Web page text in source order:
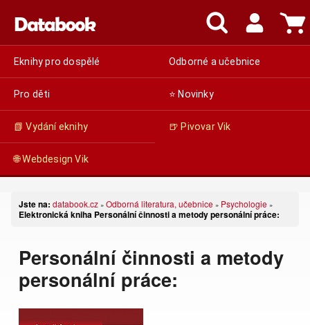
Eknihy pro dospělé Odborné a učebnice
Pro děti ⭐ Novinky
📗 Vydání eknihy 🍺 Pivovar Vik
🌐 Webdesign Vik
Jste na: databook.cz » Odborná literatura, učebnice » Psychologie »
Elektronická kniha Personální činnosti a metody personální práce:
Personální činnosti a metody
personální práce: